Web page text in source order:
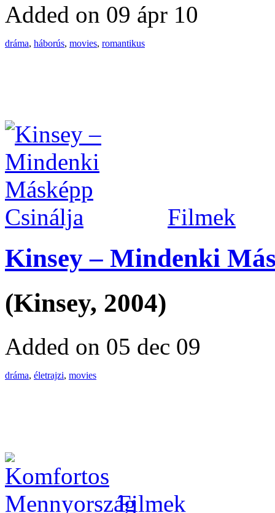
Added on 09 ápr 10
dráma, háborús, movies, romantikus
Filmek
Kinsey – Mindenki
(Kinsey, 2004)
Added on 05 dec 09
dráma, életrajzi, movies
Filmek